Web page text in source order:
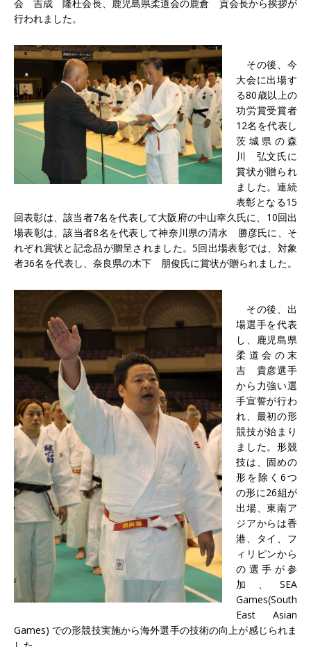
会 吉成 隆杜会長、鹿児島県柔道会の鹿倉 貢会長から挨拶が
行われました。
その後、今
大会に出場す
る80歳以上の
功労賞受賞者
12名を代表し
茨城県の森
川 弘文氏に
賞状が贈られ
ました。連続
表彰となる15
回表彰は、該当者7名を代表して大阪府の中山幸久氏に、10回出
場表彰は、該当者8名を代表して神奈川県の清水 勝彦氏に、そ
れぞれ賞状と記念品が贈呈されました。5回出場表彰では、対象
者36名を代表し、奈良県の木下 朋俊氏に賞状が贈られました。
その後、出
場選手を代表
し、鹿児島県
柔道会の末
吉 貴彦選手
から力強い選
手宣誓が行わ
れ、最初の形
競技が始まり
ました。形競
技は、固めの
形を除く6つ
の形に26組が
出場、東南ア
ジアからは香
港、タイ、フ
ィリピンから
の選手が参
加、SEA
Games(South
East Asian
Games) での形競技実施から海外選手の技術の向上が感じられま